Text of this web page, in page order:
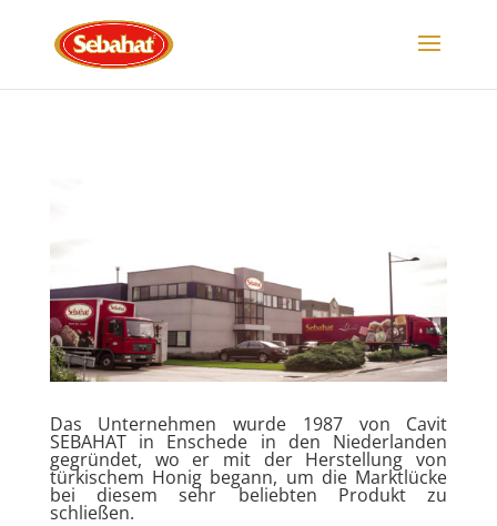
Das Unternehmen wurde 1987 von Cavit
SEBAHAT in Enschede in den Niederlanden
gegründet, wo er mit der Herstellung von
türkischem Honig begann, um die Marktlücke
bei diesem sehr beliebten Produkt zu
schließen.